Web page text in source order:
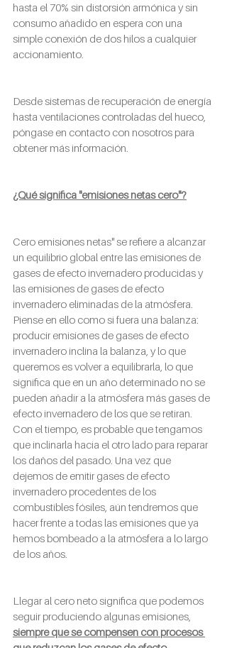
hasta el 70% sin distorsión armónica y sin
consumo añadido en espera con una
simple conexión de dos hilos a cualquier
accionamiento.
Desde sistemas de recuperación de energía
hasta ventilaciones controladas del hueco,
póngase en contacto con nosotros para
obtener más información.
¿Qué significa "emisiones netas cero"?
Cero emisiones netas" se refiere a alcanzar
un equilibrio global entre las emisiones de
gases de efecto invernadero producidas y
las emisiones de gases de efecto
invernadero eliminadas de la atmósfera.
Piense en ello como si fuera una balanza:
producir emisiones de gases de efecto
invernadero inclina la balanza, y lo que
queremos es volver a equilibrarla, lo que
significa que en un año determinado no se
pueden añadir a la atmósfera más gases de
efecto invernadero de los que se retiran.
Con el tiempo, es probable que tengamos
que inclinarla hacia el otro lado para reparar
los daños del pasado. Una vez que
dejemos de emitir gases de efecto
invernadero procedentes de los
combustibles fósiles, aún tendremos que
hacer frente a todas las emisiones que ya
hemos bombeado a la atmósfera a lo largo
de los años.
Llegar al cero neto significa que podemos
seguir produciendo algunas emisiones,
siempre que se compensen con procesos